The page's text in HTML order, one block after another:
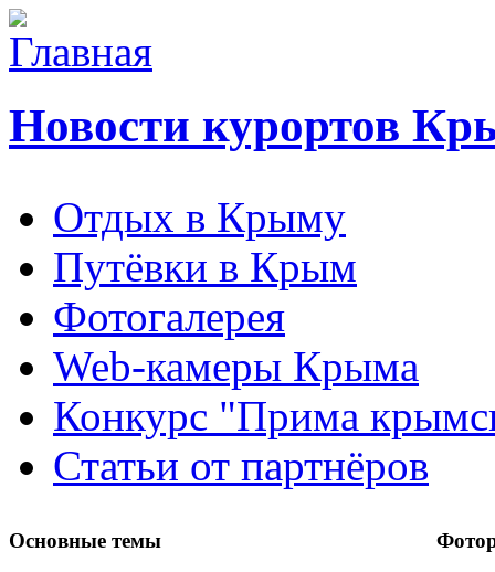
Новости курортов
Отдых в Крыму
Путёвки в Крым
Фотогалерея
Web-камеры Крыма
Конкурс "Прима
Статьи от партнёров
Основные темы